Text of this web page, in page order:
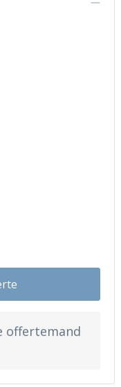
offertemand